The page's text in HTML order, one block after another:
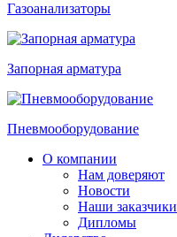
Газоанализаторы
Запорная арматура
Пневмооборудование
О компании
Нам доверяют
Новости
Наши заказчики
Дипломы